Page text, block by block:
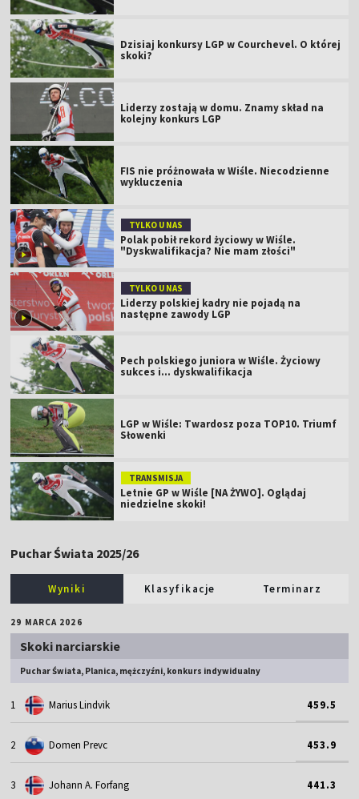
Dzisiaj konkursy LGP w Courchevel. O której
skoki?
Liderzy zostają w domu. Znamy skład na
kolejny konkurs LGP
FIS nie próżnowała w Wiśle. Niecodzienne
wykluczenia
TYLKO U NAS
Polak pobił rekord życiowy w Wiśle.
"Dyskwalifikacja? Nie mam złości"
TYLKO U NAS
Liderzy polskiej kadry nie pojadą na
następne zawody LGP
Pech polskiego juniora w Wiśle. Życiowy
sukces i... dyskwalifikacja
LGP w Wiśle: Twardosz poza TOP10. Triumf
Słowenki
TRANSMISJA
Letnie GP w Wiśle [NA ŻYWO]. Oglądaj
niedzielne skoki!
Puchar Świata 2025/26
Wyniki Klasyfikacje Terminarz
29 MARCA 2026
Skoki narciarskie
Puchar Świata, Planica, mężczyźni, konkurs indywidualny
1 Marius Lindvik 459.5
2 Domen Prevc 453.9
3 Johann A. Forfang 441.3